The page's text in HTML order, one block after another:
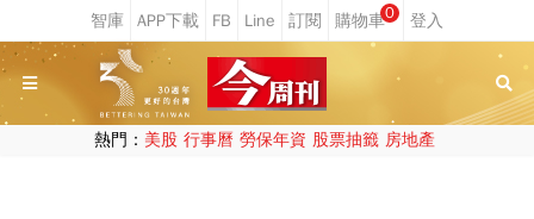
0
熱門： 美股 行事曆 勞保年資 股票抽籤 房地產